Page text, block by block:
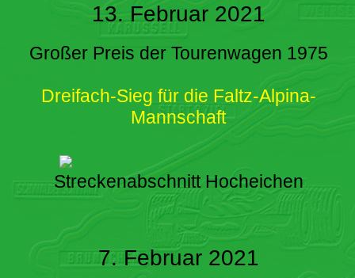
13. Februar 2021
Großer Preis der Tourenwagen 1975
Dreifach-Sieg für die Faltz-Alpina-
Mannschaft
Streckenabschnitt Hocheichen
7. Februar 2021